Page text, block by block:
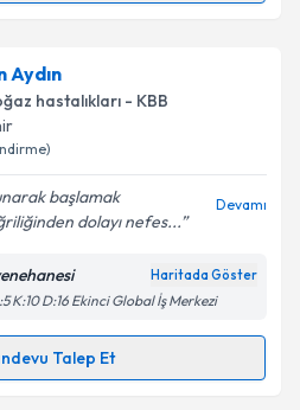
için randevu takvimi talebi
randevu almanız için bir
e-posta ile bilgilendireceğiz.
işlenmesine ilişkin
Aydınlatma
ve kişisel verilerimin belirtilen
kabul ediyorum.
Aydın
hastalıkları - KBB
başlamak
dolayı nefes...
Devamı
Haritada Göster
K:10 D:16 Ekinci Global İş Merkezi
Talep Et
Talebi